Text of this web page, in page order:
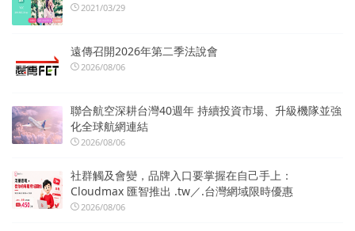
2021/03/29
遠傳召開2026年第二季法說會
2026/08/06
聯合航空深耕台灣40週年 持續投資市場、升級機隊並強
化全球航網連結
2026/08/06
社群觸及會變，品牌入口要掌握在自己手上：
Cloudmax 匯智推出 .tw／.台灣網域限時優惠
2026/08/06